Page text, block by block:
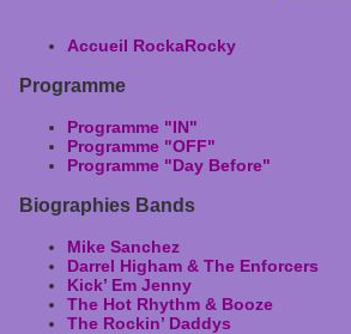
Accueil RockaRocky
Programme
Programme "IN"
Programme "OFF"
Programme "Day Before"
Biographies Bands
Mike Sanchez
Darrel Higham & The Enforcers
Kick’ Em Jenny
The Hot Rhythm & Booze
The Rockin’ Daddys